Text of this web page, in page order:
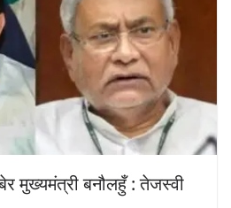
मुख्यमंत्री बनौलहुँ : तेजस्वी